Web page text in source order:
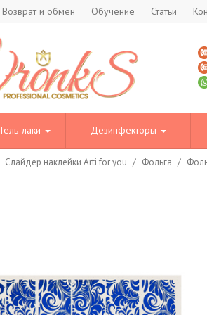
Возврат и обмен Обучение Статьи
Гель-лаки Дезинфекторы
Слайдер наклейки Arti for you / Фольга /